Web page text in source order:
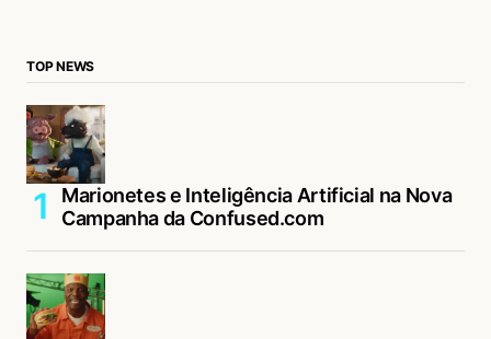
TOP NEWS
Marionetes e Inteligência Artificial na Nova
Campanha da Confused.com